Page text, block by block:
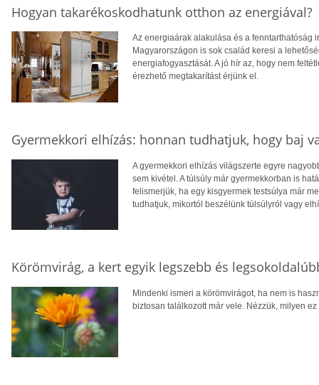
Hogyan takarékoskodhatunk otthon az energiával?
Az energiaárak alakulása és a fenntarthatóság
Magyarországon is sok család keresi a
energiafogyasztását. A jó hír az, hogy nem
érezhető megtakarítást érjünk el.
Gyermekkori elhízás: honnan tudhatjuk, hogy baj
A gyermekkori elhízás világszerte egyre
sem kivétel. A túlsúly már gyermekkorban is
felismerjük, ha egy kisgyermek testsúlya már
tudhatjuk, mikortól beszélünk túlsúlyról vagy
Körömvirág, a kert egyik legszebb és
Mindenki ismeri a körömvirágot, ha nem is
biztosan találkozott már vele. Nézzük, milyen